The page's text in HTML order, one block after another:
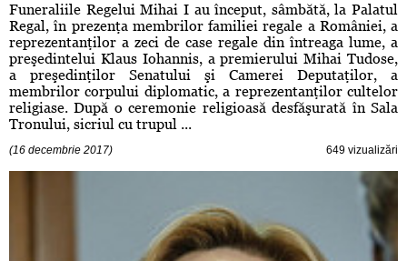
Funeraliile Regelui Mihai I au început, sâmbătă, la Palatul
Regal, în prezenţa membrilor familiei regale a României, a
reprezentanţilor a zeci de case regale din întreaga lume, a
preşedintelui Klaus Iohannis, a premierului Mihai Tudose,
a preşedinţilor Senatului şi Camerei Deputaţilor, a
membrilor corpului diplomatic, a reprezentanţilor cultelor
religiase. După o ceremonie religioasă desfăşurată în Sala
Tronului, sicriul cu trupul ...
(16 decembrie 2017) 649 vizualizări